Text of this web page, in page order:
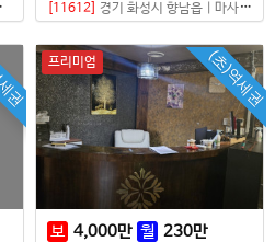
마사지샵[11612] 경기 화성시 향남읍 마사지샵
권 (초)역세권
프리미엄
보 4,000만 월 230만